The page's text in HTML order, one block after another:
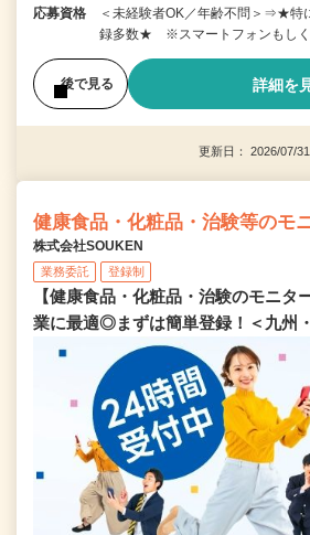
応募資格
＜未経験者OK／年齢不問＞⇒★特
録多数★ ※スマートフォンもしく
後で見る 詳細を
更新日： 2026/07/
健康食品・化粧品・治験等のモ
株式会社SOUKEN
業務委託 登録制
【健康食品・化粧品・治験のモニタ
業に最適◎まずは簡単登録！＜九州